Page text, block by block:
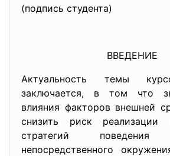
(подпись студента)
ВВЕДЕНИЕ
Актуальность темы
заключается, в том что
влияния факторов внешней
снизить риск реализации
стратегий
непосредственного